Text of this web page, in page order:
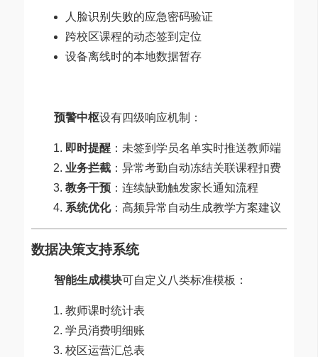
人脸识别失败的应急密码验证
跨校区课程的动态签到定位
设备离线时的本地数据暂存
预警中枢设有四级响应机制：
即时提醒：未签到学员名单实时推送教师端
业务拦截：异常考勤自动冻结关联课程扣费
教务干预：连续缺勤触发家长通知流程
系统优化：高频异常自动生成教学方案建议
数据决策支持系统
智能生成模块可自定义八类标准模板：
教师课时统计表
学员消费明细账
校区运营汇总表